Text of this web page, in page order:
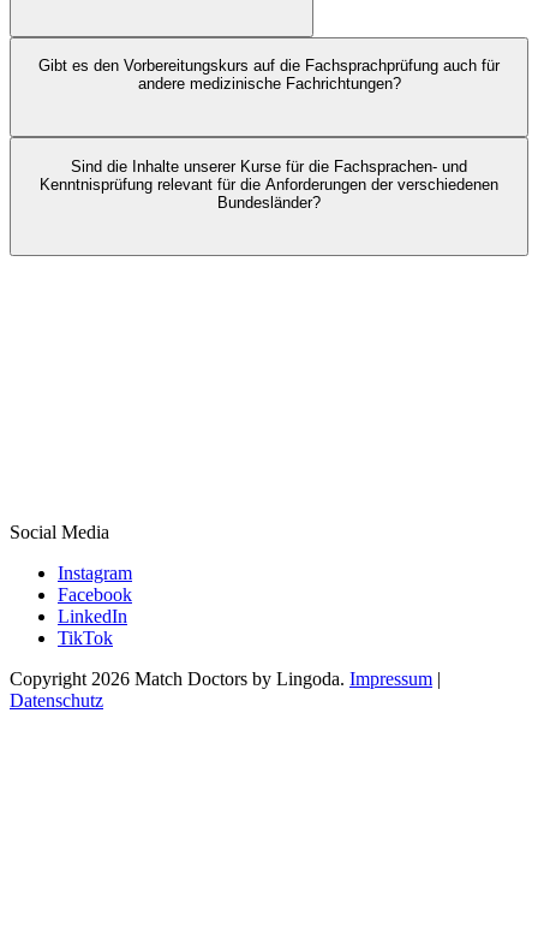
Gibt es den Vorbereitungskurs auf die Fachsprachprüfung auch für
andere medizinische Fachrichtungen?
Sind die Inhalte unserer Kurse für die Fachsprachen- und
Kenntnisprüfung relevant für die Anforderungen der verschiedenen
Bundesländer?
Social Media
Instagram
Facebook
LinkedIn
TikTok
Copyright 2026 Match Doctors by Lingoda. Impressum |
Datenschutz